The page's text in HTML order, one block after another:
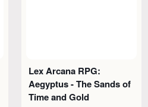
Lex Arcana RPG:
Aegyptus - The Sands of
Time and Gold